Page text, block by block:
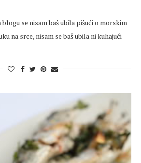
blogu se nisam baš ubila pišući o morskim
na srce, nisam se baš ubila ni kuhajući